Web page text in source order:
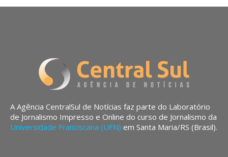
A Agência CentralSul de Notícias faz parte do Laboratório
de Jornalismo Impresso e Online do curso de Jornalismo da
Universidade Franciscana (UFN) em Santa Maria/RS (Brasil).